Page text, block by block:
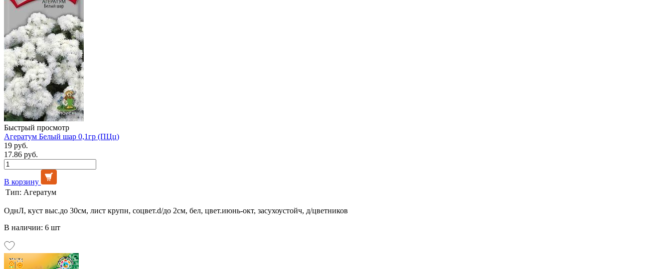
Быстрый просмотр
Агератум Белый шар 0,1гр (ПЦц)
19 руб.
17.86 руб.
В корзину
Тип: Агератум
ОднЛ, куст выс.до 30см, лист крупн, соцвет.d/до 2см, бел, цвет.июнь-окт, засухоустойч, д/цветников
В наличии: 6 шт